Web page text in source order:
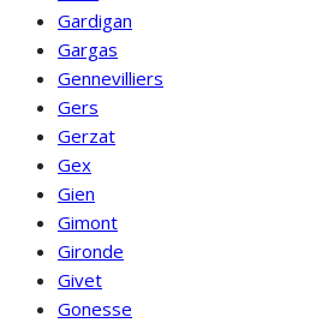
Gardigan
Gargas
Gennevilliers
Gers
Gerzat
Gex
Gien
Gimont
Gironde
Givet
Gonesse